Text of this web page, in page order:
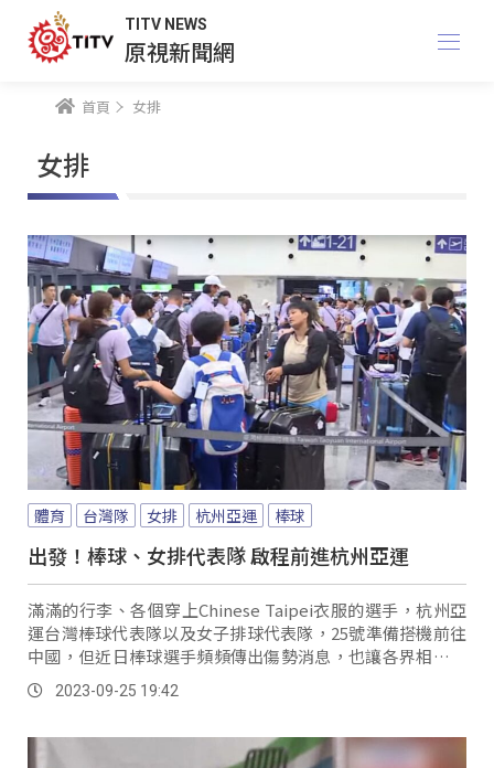
TITV NEWS
原視新聞網
首頁 女排
女排
體育 台灣隊 女排 杭州亞運 棒球
出發！棒球、女排代表隊 啟程前進杭州亞運
滿滿的行李、各個穿上Chinese Taipei衣服的選手，杭州亞
運台灣棒球代表隊以及女子排球代表隊，25號準備搭機前往
中國，但近日棒球選手頻頻傳出傷勢消息，也讓各界相當關
心球員狀況。
2023-09-25 19:42